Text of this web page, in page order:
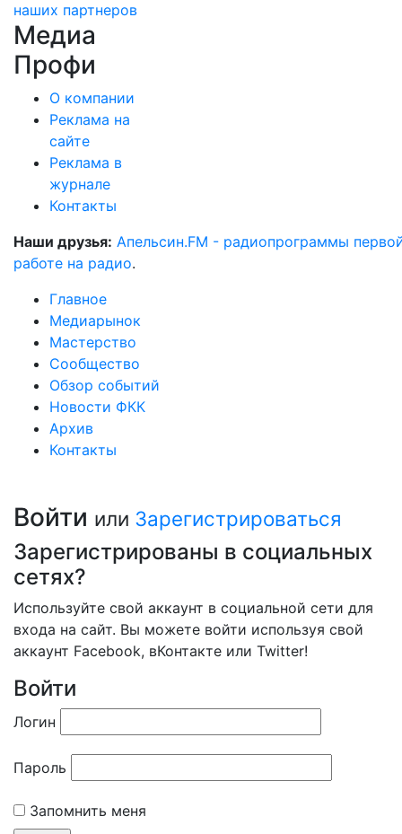
наших партнеров
Медиа
Профи
О компании
Реклама на
сайте
Реклама в
журнале
Контакты
Наши друзья: Апельсин.FM - радиопрограммы
работе на радио.
Главное
Медиарынок
Мастерство
Сообщество
Обзор событий
Новости ФКК
Архив
Контакты
Войти или Зарегистрироваться
Зарегистрированы в социальных
сетях?
Используйте свой аккаунт в социальной сети для
входа на сайт. Вы можете войти используя свой
аккаунт Facebook, вКонтакте или Twitter!
Войти
Логин
Пароль
Запомнить меня